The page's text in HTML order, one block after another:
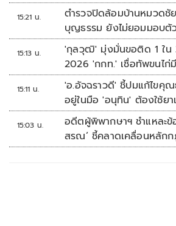
15:21 น.
ตำรวจปิดล้อมบ้านหมวดชั
บุญธรรม ยังไม่ยอมมอบตั
15:13 น.
'กุลวุฒิ' มุ่งมั่นขอติด 1 ใน
2026 'กกท.' เชื่อทัพขนไก่
15:11 น.
'อ.อัจฉราวดี' ชี้ปมแก้ไขคุณ
อยู่ในมือ 'อนุทิน' ต้องใช้ย
เรื่องปืนแค่ปลายเหตุ
15:03 น.
อดีตผู้พิพากษาฯ ชำแหละข้
สรณ’ ชี้คลาดเคลื่อนหลัก